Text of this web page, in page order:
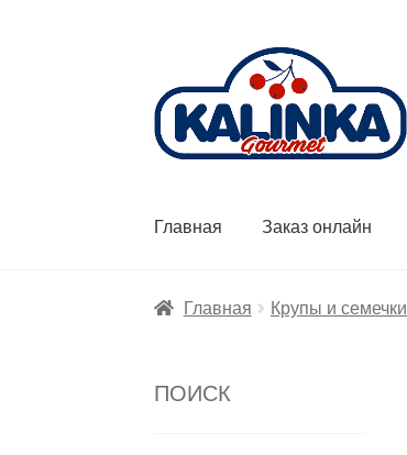
навигации
содержимому
Главная Заказ онлайн
Главная Крупы и семечки
ПОИСК